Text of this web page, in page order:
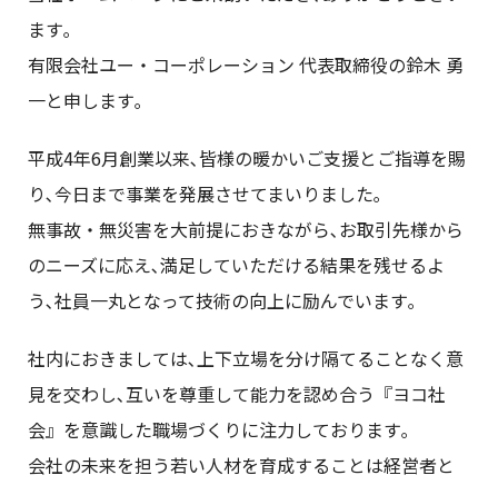
ます｡
有限会社ユー・コーポレーション 代表取締役の鈴木 勇
一と申します｡
平成4年6月創業以来､皆様の暖かいご支援とご指導を賜
り､今日まで事業を発展させてまいりました｡
無事故・無災害を大前提におきながら､お取引先様から
のニーズに応え､満足していただける結果を残せるよ
う､社員一丸となって技術の向上に励んでいます｡
社内におきましては､上下立場を分け隔てることなく意
見を交わし､互いを尊重して能力を認め合う『ヨコ社
会』を意識した職場づくりに注力しております｡
会社の未来を担う若い人材を育成することは経営者と